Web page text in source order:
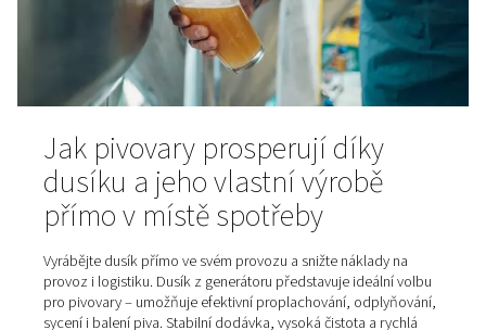
Nejste si jistí, jaký typ sušičky stlačeného vzduchu je
pravý? Díky těmto praktickým tipům uděláte správné
rozhodnutí. Výběr vhodného řešení závisí na mnoha
od požadované kvality vzduchu přes typ aplikace až po